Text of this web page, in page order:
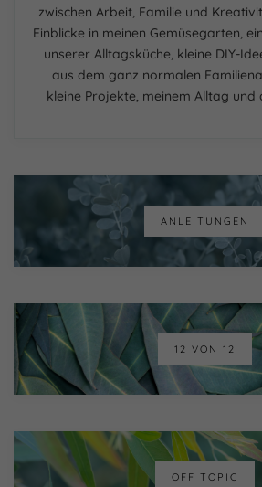
zwischen Arbeit, Familie und
Einblicke in meinen Gemüsegarten,
unserer Alltagsküche, kleine DIY-
aus dem ganz normalen
kleine Projekte, meinem Alltag und
ANLEITUNGEN
12 VON 12
OFF TOPIC